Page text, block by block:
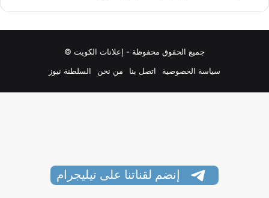
جميع الحقوق محفوظة - إعلانات الكويت ©
سياسة الخصوصية
اتصل بنا من نحن السلطنة نيوز
إنضم لقناتنا على تيليجرام